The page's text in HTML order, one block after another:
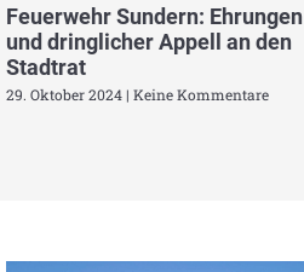
Feuerwehr Sundern: Ehrungen
und dringlicher Appell an den
Stadtrat
29. Oktober 2024 Keine Kommentare